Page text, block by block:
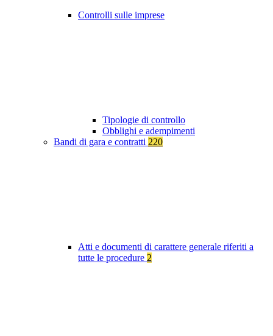
Controlli sulle imprese
Tipologie di controllo
Obblighi e adempimenti
Bandi di gara e contratti 220
Atti e documenti di carattere generale riferiti a
tutte le procedure 2